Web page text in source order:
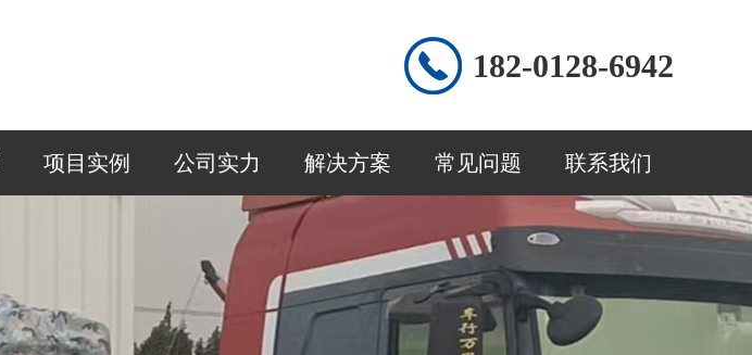
182-0128-6942
项目实例 公司实力 解决方案 常见问题 联系我们